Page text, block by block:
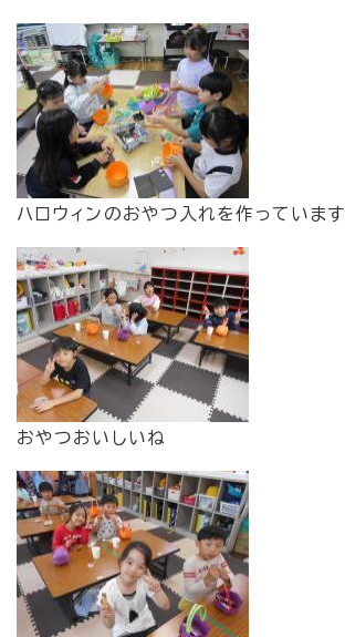
ハロウィンのおやつ入れを作っています
おやつおいしいね